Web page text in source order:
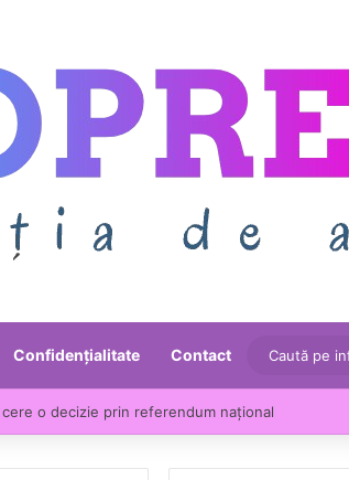
Confidențialitate Contact
o decizie prin referendum național